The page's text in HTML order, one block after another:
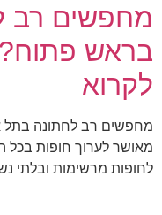
מחפשים רב
בראש
לקרוא
מחפשים רב לחתונה בתל
מאושר לערוך חופות בכל
לחופות מרשימות ובלתי נשכחות.